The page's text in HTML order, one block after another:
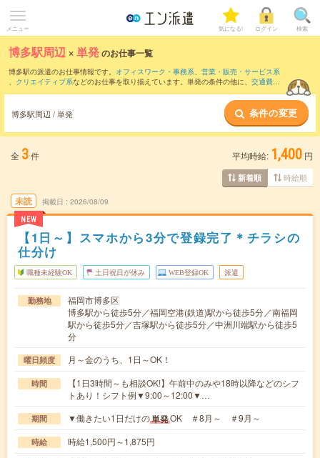
メニュー 気になる! ログイン 検索
博多駅周辺 ×単発のお仕事一覧
博多駅の派遣のお仕事情報です。 オフィスワーク・事務系、 営業・販売・サービス系
、 クリエイティブ系などのお仕事を取り揃えています。単発の条件の他に、 交通費別
博多駅周辺 / 単発 条件の変更
全 3件 平均時給: 1,400 円
新着順 時給順
未読
NEW
掲載日 2026/08/09
【1日～】スマホから3分で登録完了＊チラシの
仕分け
職種未経験OK 土日祝日が休み WEB登録OK 派遣
勤務地
福岡市博多区
博多駅から徒歩5分／福岡空港(鉄道)駅から徒歩5分／南福岡
駅から徒歩5分／吉塚駅から徒歩5分／中洲川端駅から徒歩5
分
曜日頻度 月～金のうち、1日～OK！
時間
【1日3時間～も相談OK!】午前中のみや18時以降などのシフ
トあり！シフト例▼9:00～12:00▼…
期間 ▼働きたい1日だけの単発OK ＃8月～ ＃9月～
時給 時給1,500円～1,875円